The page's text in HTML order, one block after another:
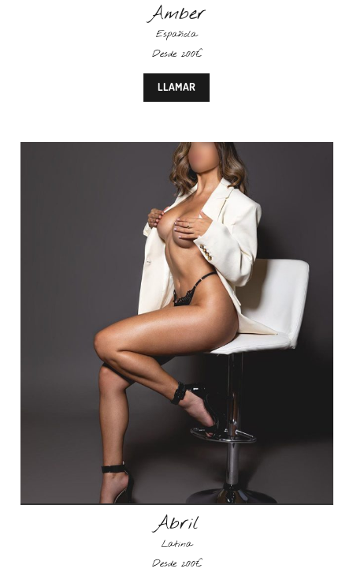
Amber
Española
Desde 200€
LLAMAR
Abril
Latina
Desde 200€